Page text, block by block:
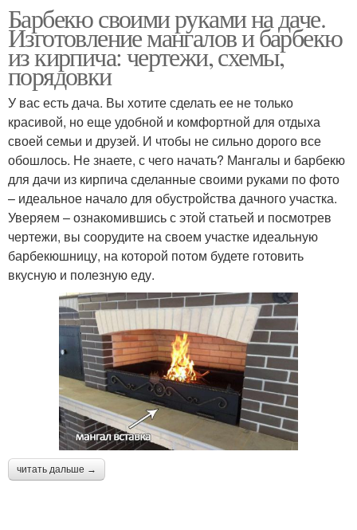
Барбекю своими руками на даче.
Изготовление мангалов и барбекю
из кирпича: чертежи, схемы,
порядовки
У вас есть дача. Вы хотите сделать ее не только
красивой, но еще удобной и комфортной для отдыха
своей семьи и друзей. И чтобы не сильно дорого все
обошлось. Не знаете, с чего начать? Мангалы и барбекю
для дачи из кирпича сделанные своими руками по фото
– идеальное начало для обустройства дачного участка.
Уверяем – ознакомившись с этой статьей и посмотрев
чертежи, вы соорудите на своем участке идеальную
барбекюшницу, на которой потом будете готовить
вкусную и полезную еду.
читать дальше →